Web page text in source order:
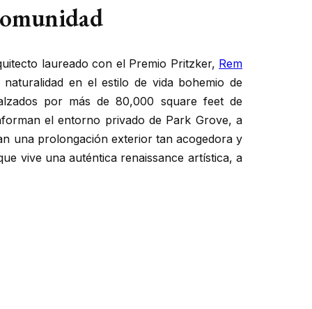
laureado con el Premio Pritzker, Rem
en el estilo de vida bohemio de
por más de 80,000 square feet de
el entorno privado de Park Grove, a
una prolongación exterior tan acogedora y
vive una auténtica renaissance artística, a